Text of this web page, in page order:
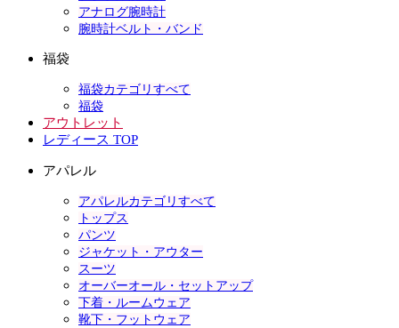
アナログ腕時計
腕時計ベルト・バンド
福袋
福袋カテゴリすべて
福袋
アウトレット
レディース TOP
アパレル
アパレルカテゴリすべて
トップス
パンツ
ジャケット・アウター
スーツ
オーバーオール・セットアップ
下着・ルームウェア
靴下・フットウェア